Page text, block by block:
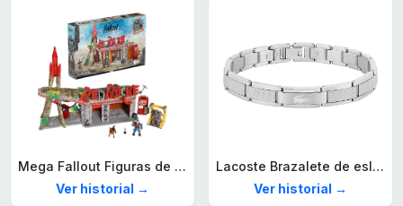
Mega Fallout Figuras de acción y Juguetes de construcción, Parada de Camiones Red Rocket con 824 Piezas, 2 Personajes articulados y Accesorios, para coleccionistas, HXT00
Ver historial →
Lacoste Brazalete de eslabón para Hombre Colección STENCIL de Acero inoxidable
Ver historial →